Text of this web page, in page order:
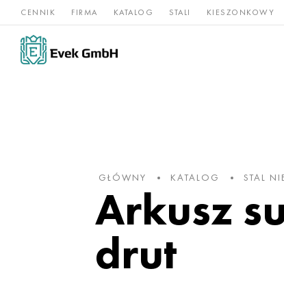
CENNIK FIRMA KATALOG STALI KIESZONKOWY
Stopy
niklu
Stal
GŁÓWNY KATALOG STAL
Arkusz
drut